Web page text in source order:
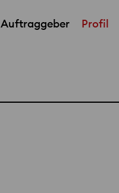
Auftraggeber Profil